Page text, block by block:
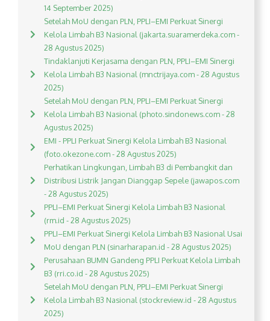
14 September 2025)
Setelah MoU dengan PLN, PPLI–EMI Perkuat Sinergi
Kelola Limbah B3 Nasional (jakarta.suaramerdeka.com -
28 Agustus 2025)
Tindaklanjuti Kerjasama dengan PLN, PPLI–EMI Sinergi
Kelola Limbah B3 Nasional (mnctrijaya.com - 28 Agustus
2025)
Setelah MoU dengan PLN, PPLI–EMI Perkuat Sinergi
Kelola Limbah B3 Nasional (photo.sindonews.com - 28
Agustus 2025)
EMI - PPLI Perkuat Sinergi Kelola Limbah B3 Nasional
(foto.okezone.com - 28 Agustus 2025)
Perhatikan Lingkungan, Limbah B3 di Pembangkit dan
Distribusi Listrik Jangan Dianggap Sepele (jawapos.com
- 28 Agustus 2025)
PPLI–EMI Perkuat Sinergi Kelola Limbah B3 Nasional
(rm.id - 28 Agustus 2025)
PPLI–EMI Perkuat Sinergi Kelola Limbah B3 Nasional Usai
MoU dengan PLN (sinarharapan.id - 28 Agustus 2025)
Perusahaan BUMN Gandeng PPLI Perkuat Kelola Limbah
B3 (rri.co.id - 28 Agustus 2025)
Setelah MoU dengan PLN, PPLI–EMI Perkuat Sinergi
Kelola Limbah B3 Nasional (stockreview.id - 28 Agustus
2025)